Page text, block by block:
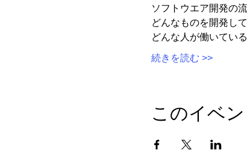
ソフトウエア開発の
どんなものを開発し
どんな人が働いてい
続きを読む >>
このイベ